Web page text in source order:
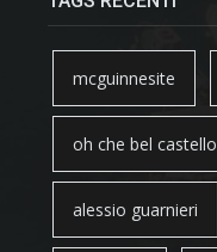
mcguinnesite
oh che bel castello
alessio guarnieri